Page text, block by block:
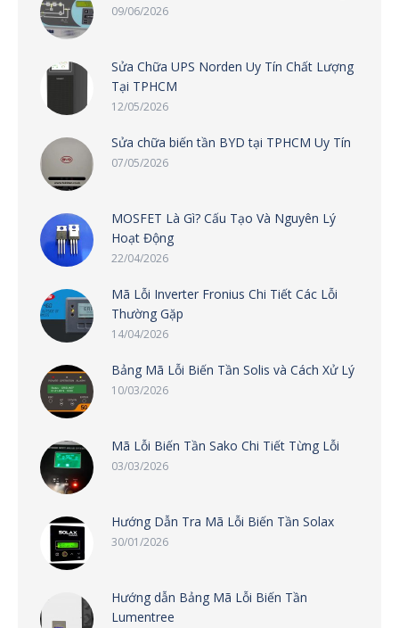
09/06/2026
Sửa Chữa UPS Norden Uy Tín Chất Lượng
Tại TPHCM
12/05/2026
Sửa chữa biến tần BYD tại TPHCM Uy Tín
07/05/2026
MOSFET Là Gì? Cấu Tạo Và Nguyên Lý
Hoạt Động
22/04/2026
Mã Lỗi Inverter Fronius Chi Tiết Các Lỗi
Thường Gặp
14/04/2026
Bảng Mã Lỗi Biến Tần Solis và Cách Xử Lý
10/03/2026
Mã Lỗi Biến Tần Sako Chi Tiết Từng Lỗi
03/03/2026
Hướng Dẫn Tra Mã Lỗi Biến Tần Solax
30/01/2026
Hướng dẫn Bảng Mã Lỗi Biến Tần
Lumentree